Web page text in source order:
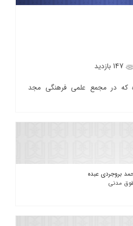
147 بازدید
که در مجمع علمی فرهنگی مجد
بروجردی عبده
مدنی